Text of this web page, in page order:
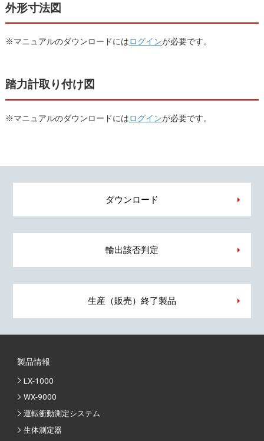
外形寸法図
※マニュアルのダウンロードにはログインが必要です。
踏力計取り付け図
※マニュアルのダウンロードにはログインが必要です。
ダウンロード
輸出該否判定
生産（販売）終了製品
製品情報
LX-1000
WX-9000
運転衝動測定システム
生体測定器